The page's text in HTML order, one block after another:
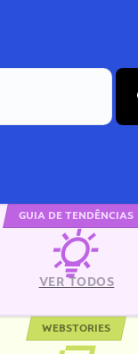
GUIA DE TENDÊNCIAS
VER TODOS
WEBSTORIES